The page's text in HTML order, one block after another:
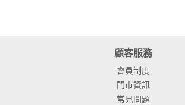
顧客服務
會員制度
門市資訊
常見問題